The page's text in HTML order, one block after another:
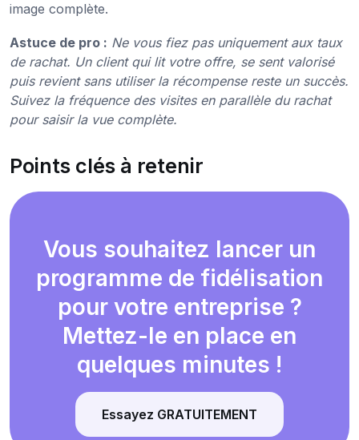
image complète.
Astuce de pro : Ne vous fiez pas uniquement aux taux
de rachat. Un client qui lit votre offre, se sent valorisé
puis revient sans utiliser la récompense reste un succès.
Suivez la fréquence des visites en parallèle du rachat
pour saisir la vue complète.
Points clés à retenir
Vous souhaitez lancer un
programme de fidélisation
pour votre entreprise ?
Mettez-le en place en
quelques minutes !
Essayez GRATUITEMENT